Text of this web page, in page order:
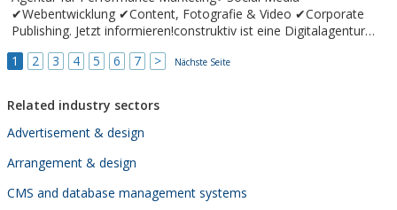
✔Webentwicklung ✔Content, Fotografie & Video ✔Corporate
Publishing. Jetzt informieren!construktiv ist eine Digitalagentur
Zu unseren Kunden zählen Marken und Unternehmen wie
1 2 3 4 5 6 7 > Nächste Seite
Related industry sectors
Advertisement & design
Arrangement & design
CMS and database management systems